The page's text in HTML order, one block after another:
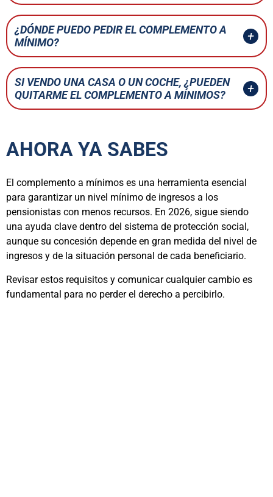
¿DÓNDE PUEDO PEDIR EL COMPLEMENTO A
MÍNIMO?
SI VENDO UNA CASA O UN COCHE, ¿PUEDEN
QUITARME EL COMPLEMENTO A MÍNIMOS?
AHORA YA SABES
El complemento a mínimos es una herramienta esencial
para garantizar un nivel mínimo de ingresos a los
pensionistas con menos recursos. En 2026, sigue siendo
una ayuda clave dentro del sistema de protección social,
aunque su concesión depende en gran medida del nivel de
ingresos y de la situación personal de cada beneficiario.
Revisar estos requisitos y comunicar cualquier cambio es
fundamental para no perder el derecho a percibirlo.